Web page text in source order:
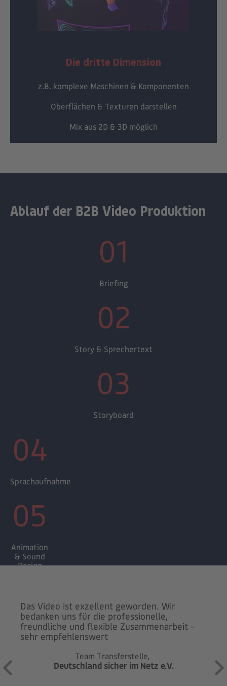
Die dritte Dimension
z.B. komplexe Maschinen & Komponenten
Oberflächen & Texturen darstellen
Mix aus 2D & 3D möglich
Ablauf der B2B Video Produktion
01
Briefing
02
Story & Sprechertext
03
Storyboard
04
Sprachaufnahme
05
Animation
& Sound
Design
Das Video ist exzellent geworden. Wir
bedanken uns für die professionelle,
freundliche und flexible Zusammenarbeit –
sehr empfehlenswert
Team Transferstelle,
Deutschland sicher im Netz e.V.